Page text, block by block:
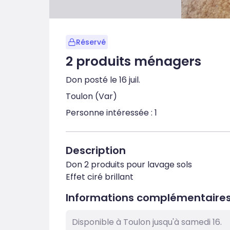
Réservé
2 produits ménagers
Don posté le 16 juil.
Toulon (Var)
Personne intéressée : 1
Description
Don 2 produits pour lavage sols
Effet ciré brillant
Informations
Disponible à Toulon jusqu'à samedi 16.